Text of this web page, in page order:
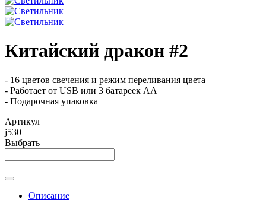
Китайский дракон #2
- 16 цветов свечения и режим переливания цвета
- Работает от USB или 3 батареек АА
- Подарочная упаковка
Артикул
j530
Выбрать
Описание